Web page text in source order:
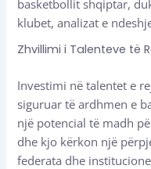
basketbollit shqiptar,
klubet, analizat e
Zhvillimi i Talenteve të
Investimi në talentet e
siguruar të ardhmen e
një potencial të madh
dhe kjo kërkon një
federata dhe